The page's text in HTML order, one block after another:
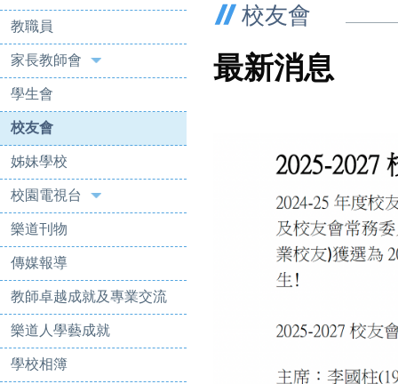
教職員
家長教師會
學生會
校友會
姊妹學校
校園電視台
樂道刊物
傳媒報導
教師卓越成就及專業交流
樂道人學藝成就
學校相簿
校友會
最新消息